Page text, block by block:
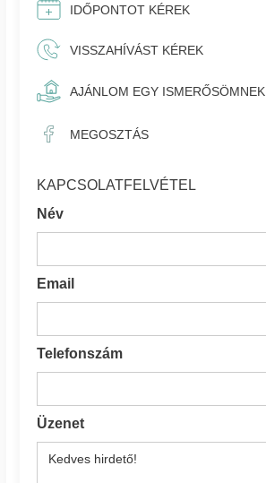
IDŐPONTOT KÉREK
VISSZAHÍVÁST KÉREK
AJÁNLOM EGY ISMERŐSÖMNEK
MEGOSZTÁS
KAPCSOLATFELVÉTEL
Név
Email
Telefonszám
Üzenet